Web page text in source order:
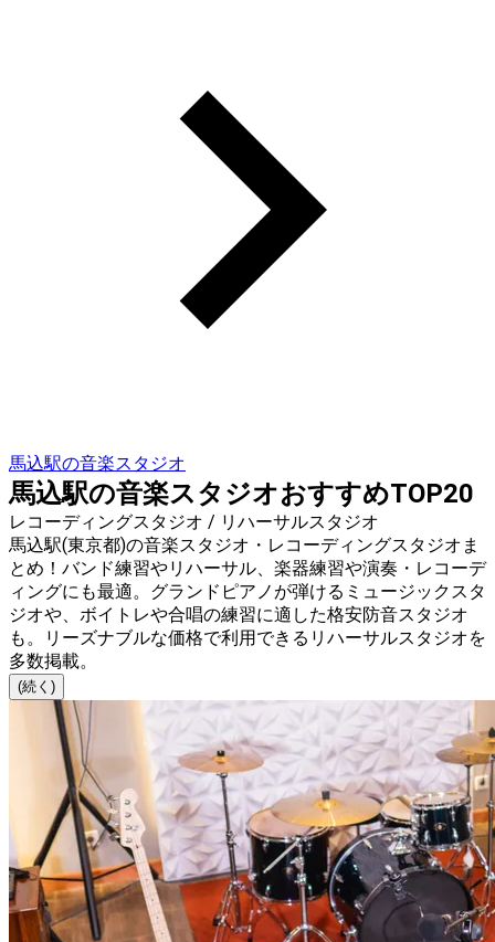
馬込駅の音楽スタジオ
馬込駅の音楽スタジオおすすめTOP20
レコーディングスタジオ / リハーサルスタジオ
馬込駅(東京都)の音楽スタジオ・レコーディングスタジオま
とめ！バンド練習やリハーサル、楽器練習や演奏・レコーデ
ィングにも最適。グランドピアノが弾けるミュージックスタ
ジオや、ボイトレや合唱の練習に適した格安防音スタジオ
も。リーズナブルな価格で利用できるリハーサルスタジオを
多数掲載。
(続く)